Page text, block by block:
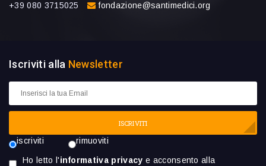
+39 080 3715025
fondazione@santimedici.org
Iscriviti alla Newsletter
ISCRIVITI
iscriviti rimuoviti
Ho letto l'informativa privacy e acconsento alla